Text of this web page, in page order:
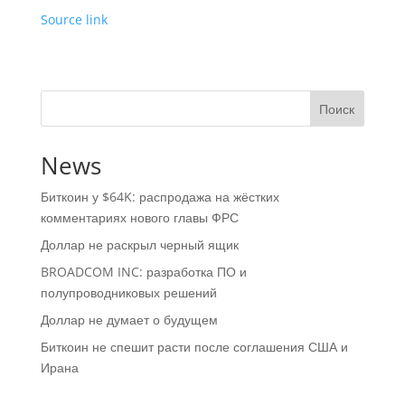
Source link
Поиск
News
Биткоин у $64K: распродажа на жёстких
комментариях нового главы ФРС
Доллар не раскрыл черный ящик
BROADCOM INC: разработка ПО и
полупроводниковых решений
Доллар не думает о будущем
Биткоин не спешит расти после соглашения США и
Ирана